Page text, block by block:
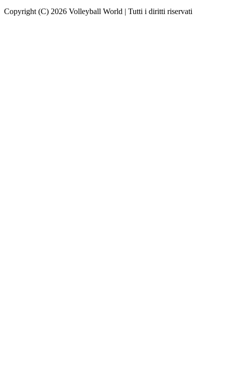
Copyright (C) 2026 Volleyball World | Tutti i diritti riservati